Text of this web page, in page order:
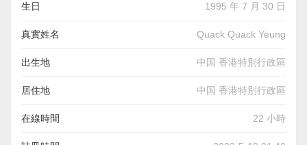
生日 1995 年 7 月 30 日
真實姓名 Quack Quack Yeung
出生地 中国 香港特別行政區
居住地 中国 香港特別行政區
在線時間 22 小時